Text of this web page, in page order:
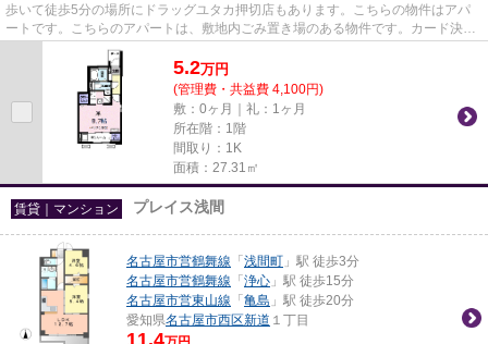
歩いて徒歩5分の場所にドラッグユタカ押切店もあります。こちらの物件はアパ
ートです。こちらのアパートは、敷地内ごみ置き場のある物件です。カード決済
は、月々の家賃や初期費用支払...
5.2万円
(管理費・共益費 4,100円)
敷：0ヶ月｜礼：1ヶ月
所在階：1階
間取り：1K
面積：27.31㎡
賃貸｜マンション プレイス浅間
名古屋市営鶴舞線 「 浅間町 」駅 徒歩3分
名古屋市営鶴舞線 「 浄心 」駅 徒歩15分
名古屋市営東山線 「 亀島 」駅 徒歩20分
愛知県名古屋市西区新道 １丁目
11.4